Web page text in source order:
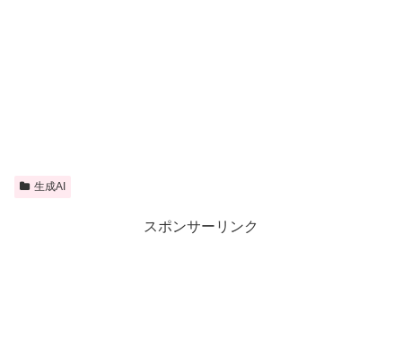
生成AI
スポンサーリンク